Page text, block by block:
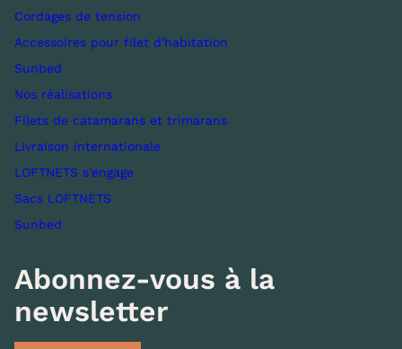
Cordages de tension
Accessoires pour filet d'habitation
Sunbed
Nos réalisations
Filets de catamarans et trimarans
Livraison internationale
LOFTNETS s’engage
Sacs LOFTNETS
Sunbed
Abonnez-vous à la
newsletter